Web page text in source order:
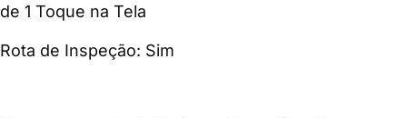
de 1 Toque na Tela
Rota de Inspeção: Sim